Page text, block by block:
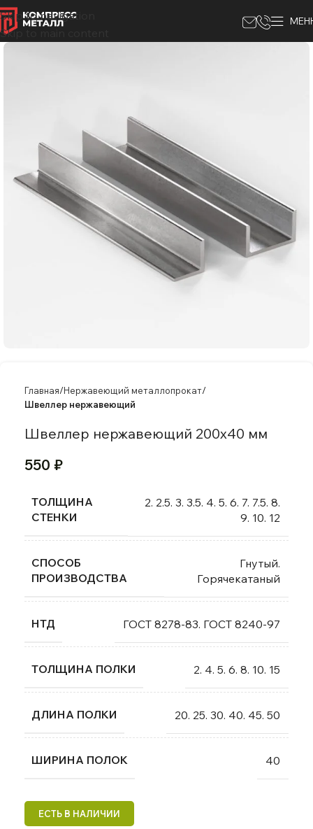
Skip to navigation
Skip to main content
Главная Нержавеющий металлопрокат
Швеллер нержавеющий
Швеллер нержавеющий 200х40 мм
550 ₽
ТОЛЩИНА
СТЕНКИ
2. 2.5. 3. 3.5. 4. 5. 6. 7. 7.5. 8.
9. 10. 12
СПОСОБ
ПРОИЗВОДСТВА
Гнутый.
Горячекатаный
НТД ГОСТ 8278-83. ГОСТ 8240-97
ТОЛЩИНА ПОЛКИ 2. 4. 5. 6. 8. 10. 15
ДЛИНА ПОЛКИ 20. 25. 30. 40. 45. 50
ШИРИНА ПОЛОК 40